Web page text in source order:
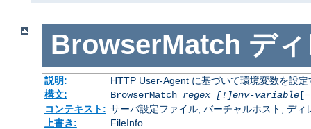
BrowserMatch デ
説明:
HTTP User-Agent に基づいて環境変数を設定
構文:
BrowserMatch regex [!]env-variable[=
コンテキスト: サーバ設定ファイル, バーチャルホスト, ディ
上書き:
FileInfo